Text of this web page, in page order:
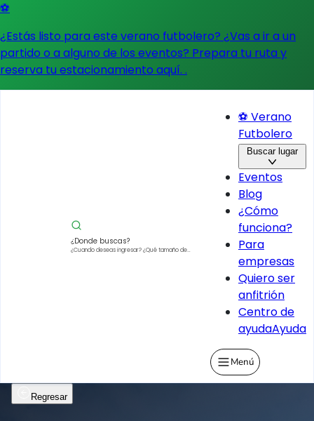
⚽
¿Estás listo para este verano futbolero? ¿Vas a ir a un
partido o a alguno de los eventos? Prepara tu ruta y
reserva tu estacionamiento aquí. .
¿Donde buscas?
¿Cuando deseas ingresar?¿Qué tamaño de
⚽ Verano
Futbolero
Buscar lugar
Eventos
Blog
¿Cómo
funciona?
Para
empresas
Quiero ser
anfitrión
Centro de
ayudaAyuda
Menú
Regresar